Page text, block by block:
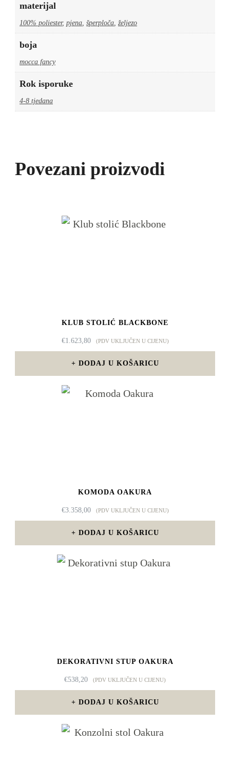
materijal
100% poliester, pjena šperploča željezo
boja
mocca fancy
Rok isporuke
4-8 tjedana
Povezani proizvodi
KLUB STOLIĆ BLACKBONE
€1.623,80 (PDV UKLJUČEN U CIJENU)
DODAJ U KOŠARICU
KOMODA OAKURA
€3.358,00 (PDV UKLJUČEN U CIJENU)
DODAJ U KOŠARICU
DEKORATIVNI STUP OAKURA
€538,20 (PDV UKLJUČEN U CIJENU)
DODAJ U KOŠARICU